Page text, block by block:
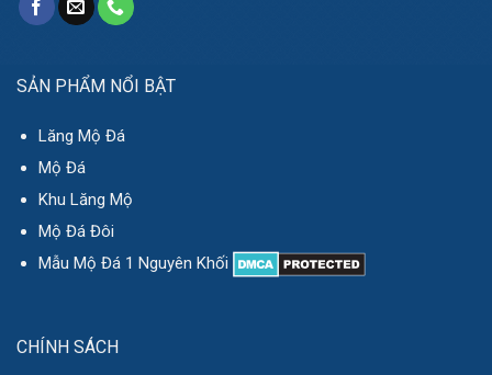
SẢN PHẨM NỔI BẬT
Lăng Mộ Đá
Mộ Đá
Khu Lăng Mộ
Mộ Đá Đôi
Mẫu Mộ Đá 1 Nguyên Khối
CHÍNH SÁCH